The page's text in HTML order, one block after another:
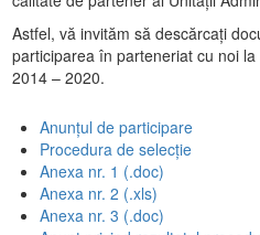
Astfel, vă invităm să descărcați
participarea în parteneriat cu noi
2014 – 2020.
Anunțul de participare
Procedura de selecție
Anexa nr. 1 (.doc)
Anexa nr. 2 (.xls)
Anexa nr. 3 (.doc)